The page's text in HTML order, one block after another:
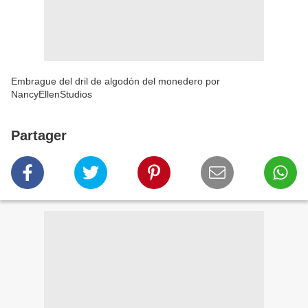
Embrague del dril de algodón del monedero por
NancyEllenStudios
Partager